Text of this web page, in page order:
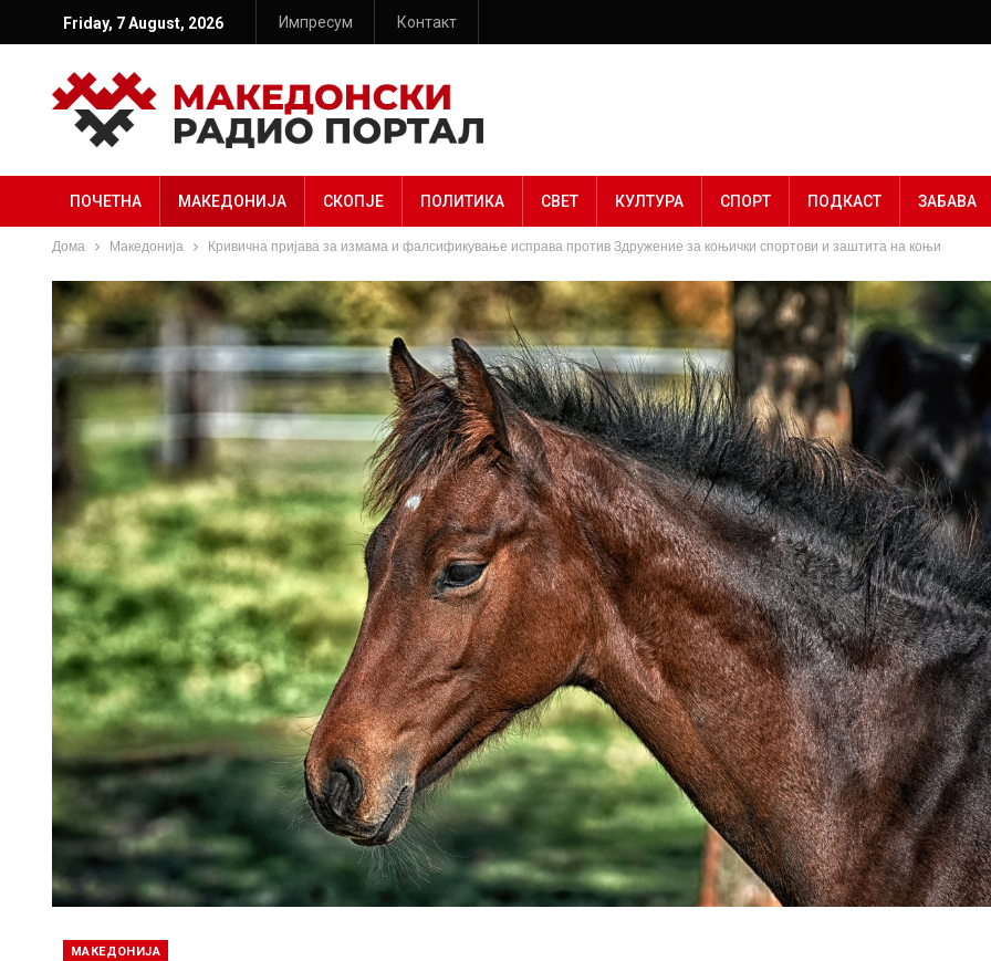
Friday, 7 August, 2026 Импресум Контакт
ПОЧЕТНА МАКЕДОНИЈА СКОПЈЕ ПОЛИТИКА СВЕТ КУЛТУРА СПОРТ ПОДКАСТ ЗАБАВА
Дома Македонија Кривична пријава за измама и фалсификување исправа против Здружение за коњички спортови и заштита на коњи
МАКЕДОНИЈА